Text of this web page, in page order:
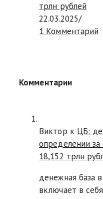
трлн рублей
22.03.2025/
1 Комментарий
Комментарии
Виктор к ЦБ:
определении
18,152 трлн
денежная база
включает в